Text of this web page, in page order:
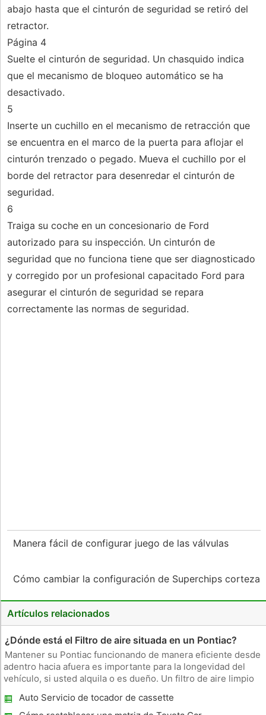
abajo hasta que el cinturón de seguridad se retiró del
retractor.
Página 4
Suelte el cinturón de seguridad. Un chasquido indica
que el mecanismo de bloqueo automático se ha
desactivado.
5
Inserte un cuchillo en el mecanismo de retracción que
se encuentra en el marco de la puerta para aflojar el
cinturón trenzado o pegado. Mueva el cuchillo por el
borde del retractor para desenredar el cinturón de
seguridad.
6
Traiga su coche en un concesionario de Ford
autorizado para su inspección. Un cinturón de
seguridad que no funciona tiene que ser diagnosticado
y corregido por un profesional capacitado Ford para
asegurar el cinturón de seguridad se repara
correctamente las normas de seguridad.
Manera fácil de configurar juego de las válvulas
Cómo cambiar la configuración de Superchips corteza
Artículos relacionados
¿Dónde está el Filtro de aire situada en un Pontiac?
Mantener su Pontiac funcionando de manera eficiente desde
adentro hacia afuera es importante para la longevidad del
vehículo, si usted alquila o es dueño. Un filtro de aire limpio
del interior de su vehículo. Saber cómo y cuándo cambiar le
Auto Servicio de tocador de cassette